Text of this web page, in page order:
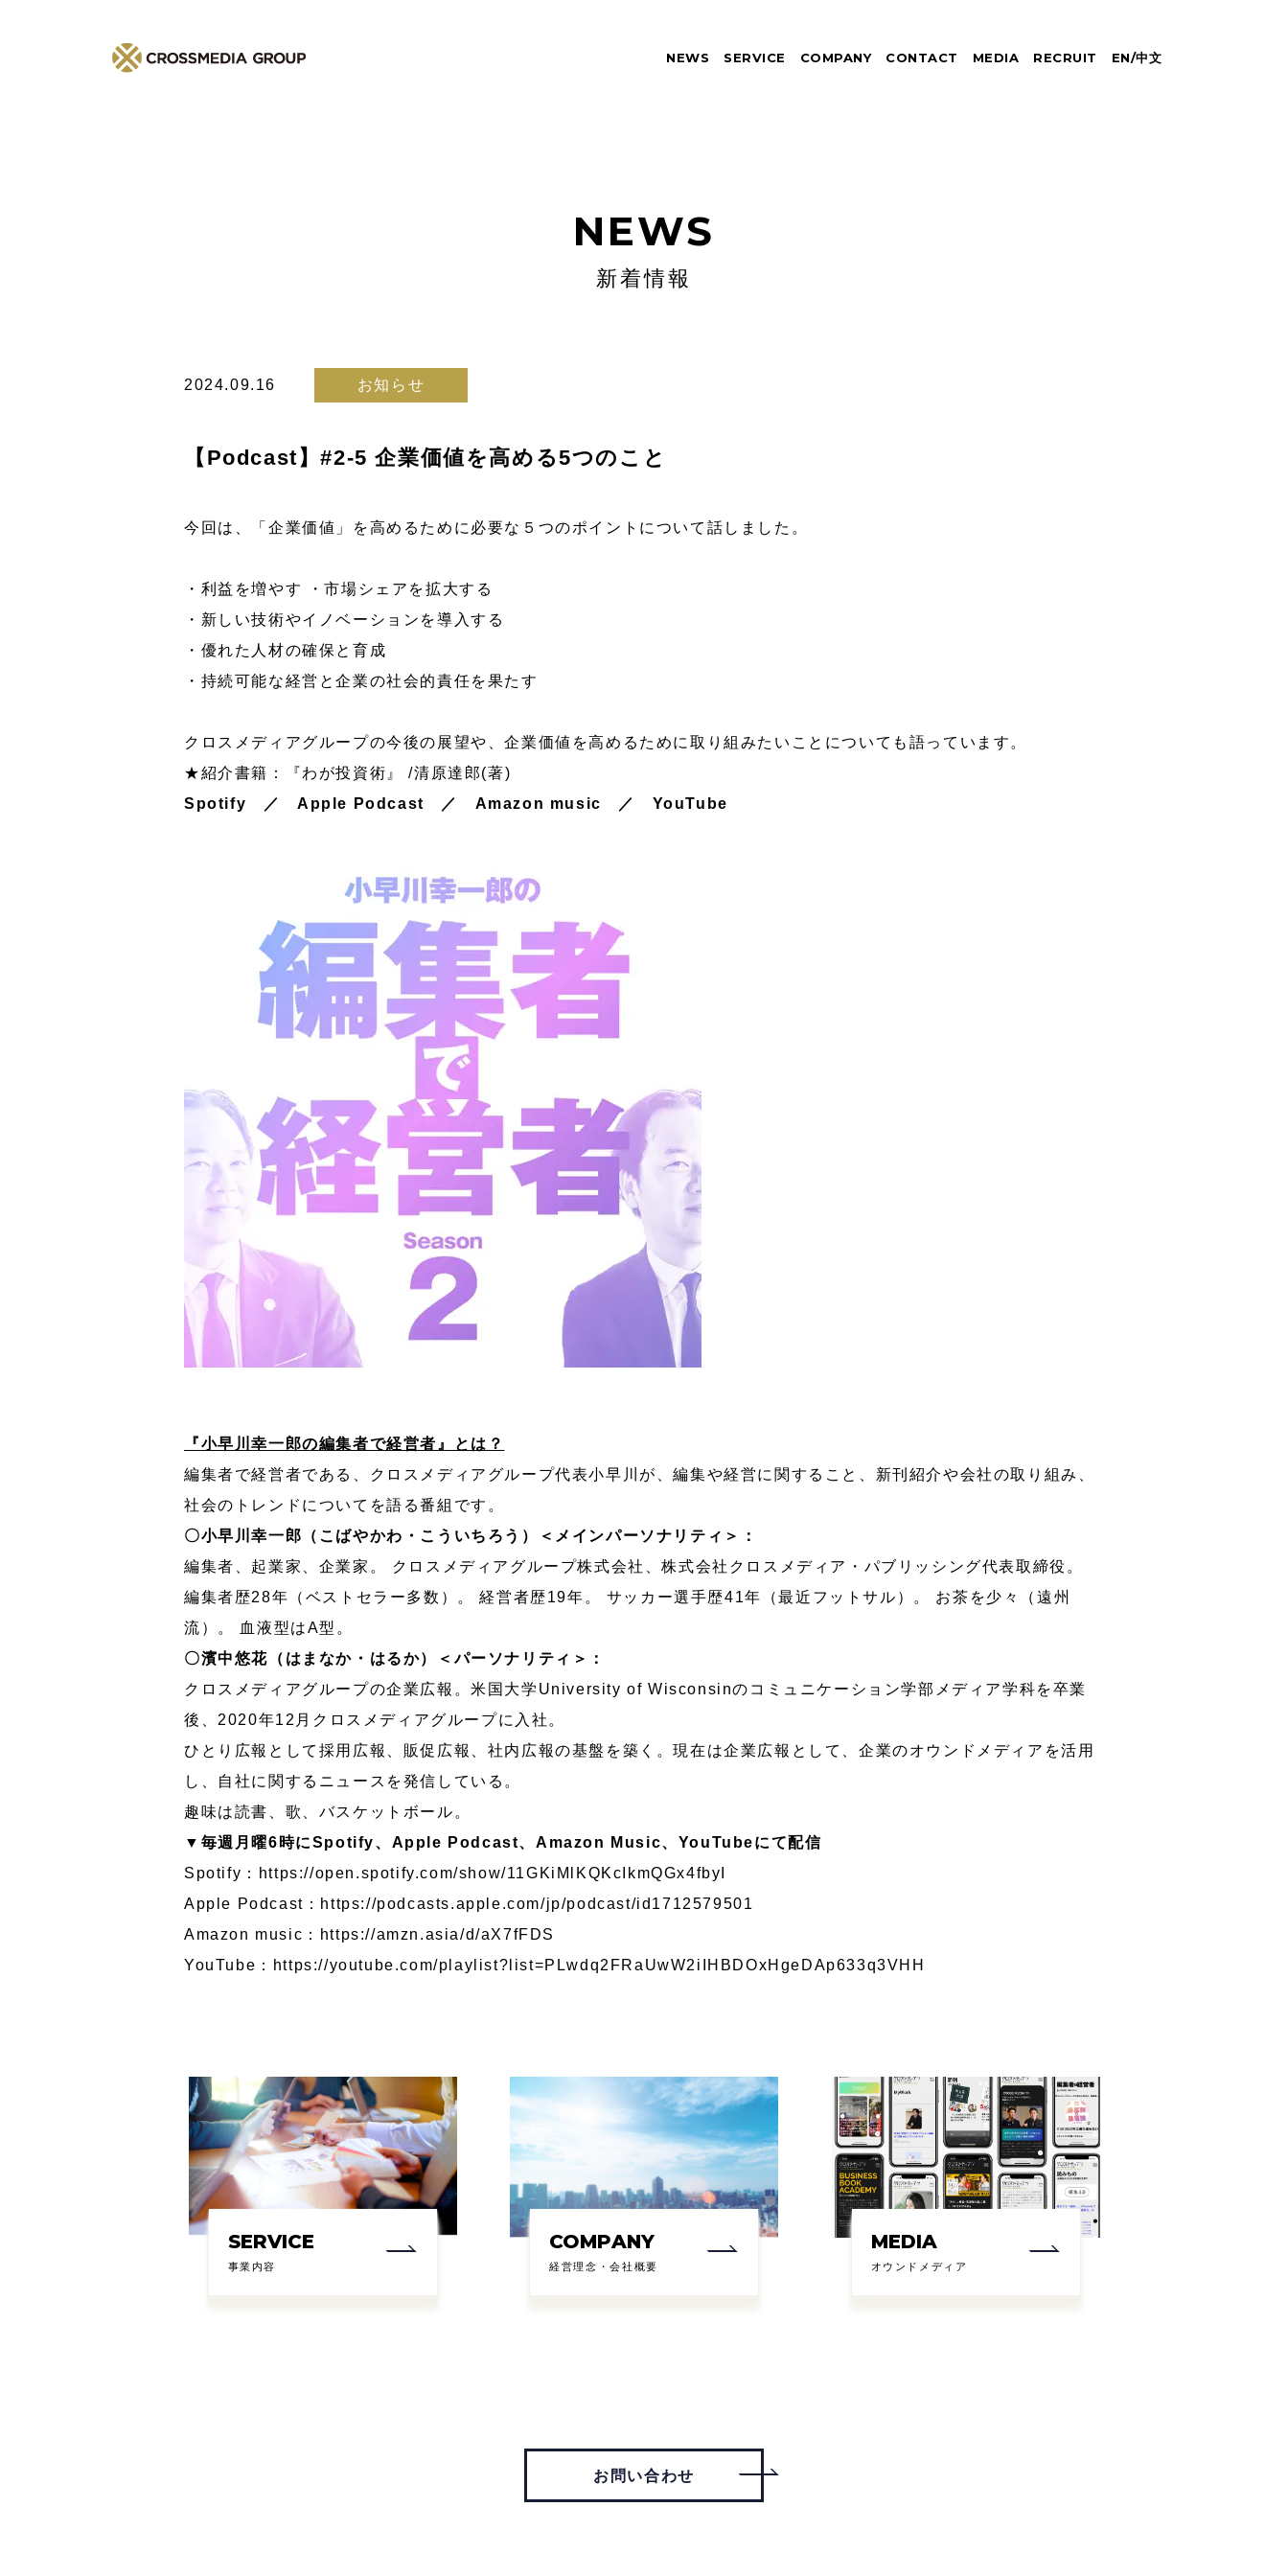
NEWS SERVICE COMPANY CONTACT MEDIA RECRUIT EN/中文
NEWS
新着情報
2024.09.16 お知らせ
【Podcast】#2-5 企業価値を高める5つのこと
今回は、「企業価値」を高めるために必要な５つのポイントについて話しました。
・利益を増やす ・市場シェアを拡大する
・新しい技術やイノベーションを導入する
・優れた人材の確保と育成
・持続可能な経営と企業の社会的責任を果たす
クロスメディアグループの今後の展望や、企業価値を高めるために取り組みたいことについても語っています。
★紹介書籍：『わが投資術』 /清原達郎(著)
Spotify ／Apple Podcast ／ Amazon music ／ YouTube
『小早川幸一郎の編集者で経営者』とは？
編集者で経営者である、クロスメディアグループ代表小早川が、編集や経営に関すること、新刊紹介や会社の取り組み、
社会のトレンドについてを語る番組です。
〇小早川幸一郎（こばやかわ・こういちろう）＜メインパーソナリティ＞：
編集者、起業家、企業家。 クロスメディアグループ株式会社、株式会社クロスメディア・パブリッシング代表取締役。
編集者歴28年（ベストセラー多数）。 経営者歴19年。 サッカー選手歴41年（最近フットサル）。 お茶を少々（遠州
流）。 血液型はA型。
〇濱中悠花（はまなか・はるか）＜パーソナリティ＞：
クロスメディアグループの企業広報。米国大学University of Wisconsinのコミュニケーション学部メディア学科を卒業
後、2020年12月クロスメディアグループに入社。
ひとり広報として採用広報、販促広報、社内広報の基盤を築く。現在は企業広報として、企業のオウンドメディアを活用
し、自社に関するニュースを発信している。
趣味は読書、歌、バスケットボール。
▼毎週月曜6時にSpotify、Apple Podcast、Amazon Music、YouTubeにて配信
Spotify：
https://open.spotify.com/show/11GKiMlKQKcIkmQGx4fbyI
Apple Podcast： https://podcasts.apple.com/jp/podcast/id1712579501
Amazon music：
https://amzn.asia/d/aX7fFDS
YouTube：
https://youtube.com/playlist?list=PLwdq2FRaUwW2iIHBDOxHgeDAp633q3VHH
SERVICE
事業内容
COMPANY
経営理念・会社概要
MEDIA
オウンドメディア
お問い合わせ